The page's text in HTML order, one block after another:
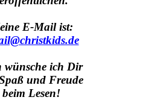
E-Mail ist:
wünsche ich Dir
und Freude
beim Lesen!